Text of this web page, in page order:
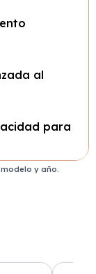
al
para
y año.